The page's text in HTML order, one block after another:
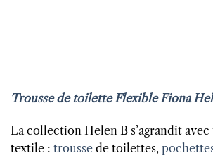
Trousse de toilette Flexible Fiona
La collection Helen B s’agrandit avec
textile : trousse de toilettes,